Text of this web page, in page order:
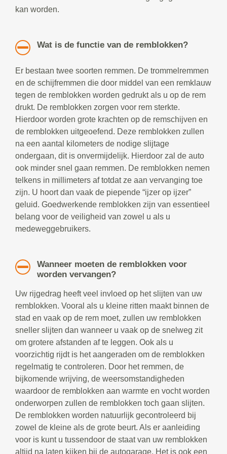
kan worden.
Wat is de functie van de remblokken?
Er bestaan twee soorten remmen. De trommelremmen
en de schijfremmen die door middel van een remklauw
tegen de remblokken worden gedrukt als u op de rem
drukt. De remblokken zorgen voor rem sterkte.
Hierdoor worden grote krachten op de remschijven en
de remblokken uitgeoefend. Deze remblokken zullen
na een aantal kilometers de nodige slijtage
ondergaan, dit is onvermijdelijk. Hierdoor zal de auto
ook minder snel gaan remmen. De remblokken nemen
telkens in millimeters af totdat ze aan vervanging toe
zijn. U hoort dan vaak de piepende “ijzer op ijzer”
geluid. Goedwerkende remblokken zijn van essentieel
belang voor de veiligheid van zowel u als u
medeweggebruikers.
Wanneer moeten de remblokken voor
worden vervangen?
Uw rijgedrag heeft veel invloed op het slijten van uw
remblokken. Vooral als u kleine ritten maakt binnen de
stad en vaak op de rem moet, zullen uw remblokken
sneller slijten dan wanneer u vaak op de snelweg zit
om grotere afstanden af te leggen. Ook als u
voorzichtig rijdt is het aangeraden om de remblokken
regelmatig te controleren. Door het remmen, de
bijkomende wrijving, de weersomstandigheden
waardoor de remblokken aan warmte en vocht worden
onderworpen zullen de remblokken toch gaan slijten.
De remblokken worden natuurlijk gecontroleerd bij
zowel de kleine als de grote beurt. Als er aanleiding
voor is kunt u tussendoor de staat van uw remblokken
altijd na laten kijken bij de autogarage. Het is ook een